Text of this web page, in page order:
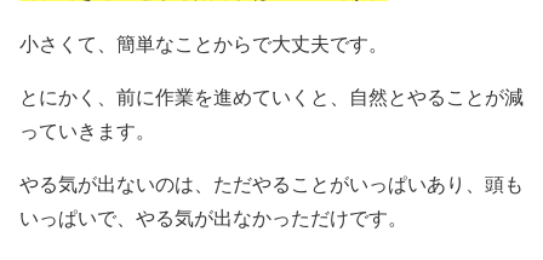
小さくて、簡単なことからで大丈夫です。
とにかく、前に作業を進めていくと、自然とやることが減
っていきます。
やる気が出ないのは、ただやることがいっぱいあり、頭も
いっぱいで、やる気が出なかっただけです。